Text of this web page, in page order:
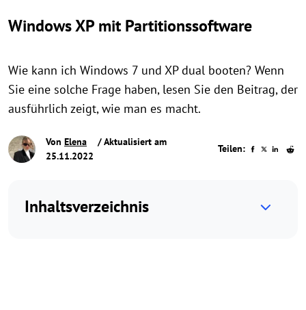
Windows XP mit Partitionssoftware
Wie kann ich Windows 7 und XP dual booten? Wenn
Sie eine solche Frage haben, lesen Sie den Beitrag, der
ausführlich zeigt, wie man es macht.
Von Elena
/ Aktualisiert am
25.11.2022
Teilen:
Inhaltsverzeichnis